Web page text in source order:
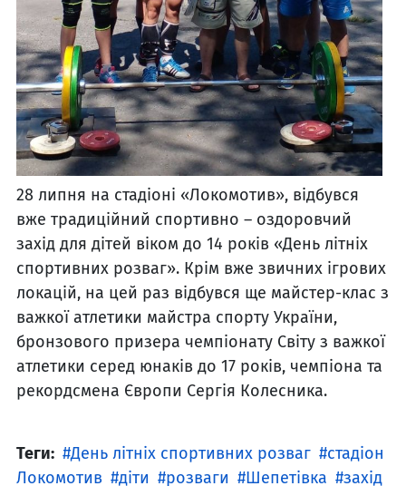
28 липня на стадіоні «Локомотив», відбувся
вже традиційний спортивно – оздоровчий
захід для дітей віком до 14 років «День літніх
спортивних розваг». Крім вже звичних ігрових
локацій, на цей раз відбувся ще майстер-клас з
важкої атлетики майстра спорту України,
бронзового призера чемпіонату Світу з важкої
атлетики серед юнаків до 17 років, чемпіона та
рекордсмена Європи Сергія Колесника.
Теги: День літніх спортивних розваг
стадіон
Локомотив
діти розваги Шепетівка захід